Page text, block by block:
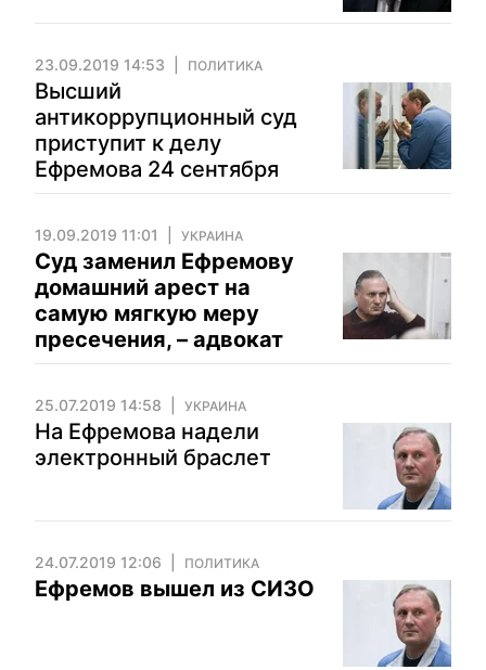
23.09.2019 14:53 ПОЛИТИКА
Высший
антикоррупционный суд
приступит к делу
Ефремова 24 сентября
19.09.2019 11:01 УКРАИНА
Суд заменил Ефремову
домашний арест на
самую мягкую меру
пресечения, – адвокат
25.07.2019 14:58 УКРАИНА
На Ефремова надели
электронный браслет
24.07.2019 12:06 ПОЛИТИКА
Ефремов вышел из СИЗО